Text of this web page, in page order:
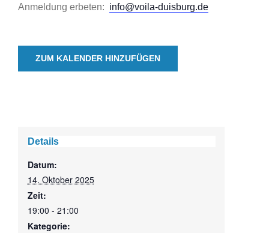
Anmeldung erbeten: info@voila-duisburg.de
ZUM KALENDER HINZUFÜGEN
Details
Datum:
14. Oktober 2025
Zeit:
19:00 - 21:00
Kategorie: